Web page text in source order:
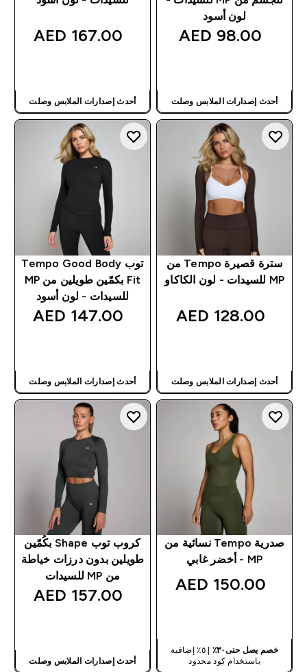
لون أسود
98.00 AED‎
أحدث إصدارات الملابس وصلت
167.00 AED‎
أحدث إصدارات الملابس وصلت
سترة قصيرة Tempo من
MP للسيدات - لون الكاكاو
128.00 AED‎
أحدث إصدارات الملابس وصلت
توب Tempo Good Body
Fit بكمّين طويلين من MP
للسيدات - لون أسود
147.00 AED‎
أحدث إصدارات الملابس وصلت
صدرية Tempo نسائية من
MP - أخضر غابي
150.00 AED‎
خصم يصل حتى٣٠٪
| ٥٪ إضافية
باستخدام كود محدود
كروب توب Shape بكُمّين
طويلين بدون درزات خياطة
من MP للسيدات
157.00 AED‎
أحدث إصدارات الملابس وصلت